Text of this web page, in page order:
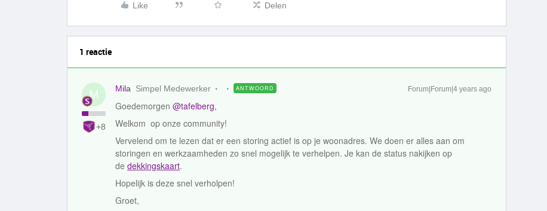
Like Delen
1 reactie
M
+8
Mila Simpel Medewerker ANTWOORD Forum|Forum|4 years ago
Goedemorgen @tafelberg,
Welkom op onze community!
Vervelend om te lezen dat er een storing actief is op je woonadres. We doen er alles aan om
storingen en werkzaamheden zo snel mogelijk te verhelpen. Je kan de status nakijken op
de dekkingskaart.
Hopelijk is deze snel verholpen!
Groet,